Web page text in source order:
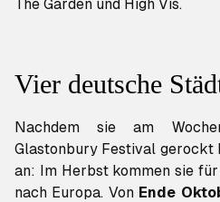
The Garden und High Vis.
Vier deutsche
Nachdem sie am
Glastonbury Festival gerockt
an: Im Herbst kommen sie
nach Europa. Von Ende